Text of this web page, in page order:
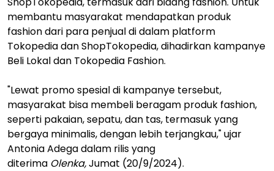
membantu masyarakat mendapatkan produk
fashion dari para penjual di dalam platform
Tokopedia dan ShopTokopedia, dihadirkan kampanye
Beli Lokal dan Tokopedia Fashion.
"Lewat promo spesial di kampanye tersebut,
masyarakat bisa membeli beragam produk fashion,
seperti pakaian, sepatu, dan tas, termasuk yang
bergaya minimalis, dengan lebih terjangkau," ujar
Antonia Adega dalam rilis yang
diterima Olenka,Jumat (20/9/2024).